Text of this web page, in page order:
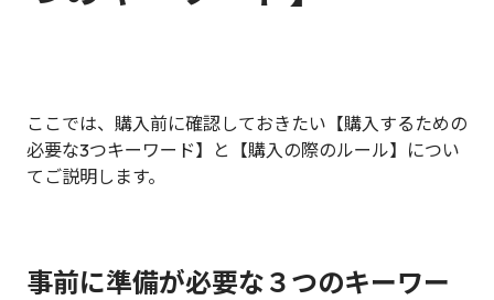
ここでは、購入前に確認しておきたい【購入するための
必要な3つキーワード】と【購入の際のルール】につい
てご説明します。
事前に準備が必要な３つのキーワー